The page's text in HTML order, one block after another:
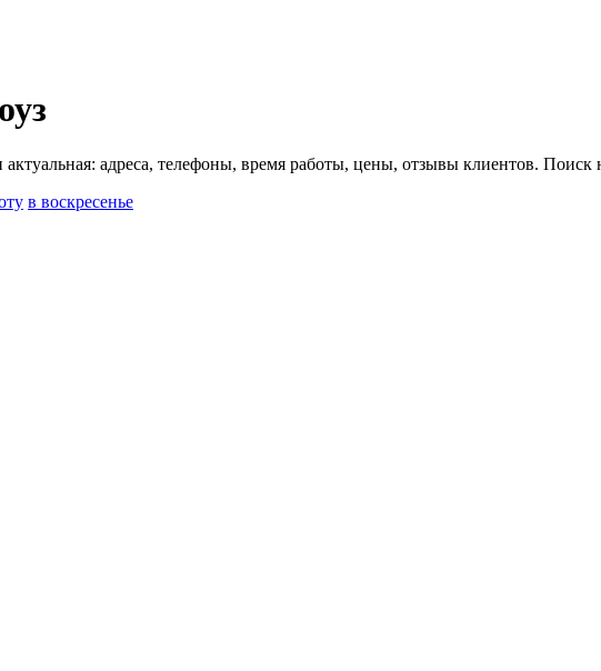
адреса, телефоны, время работы, цены, отзывы клиентов. Поиск
в воскресенье